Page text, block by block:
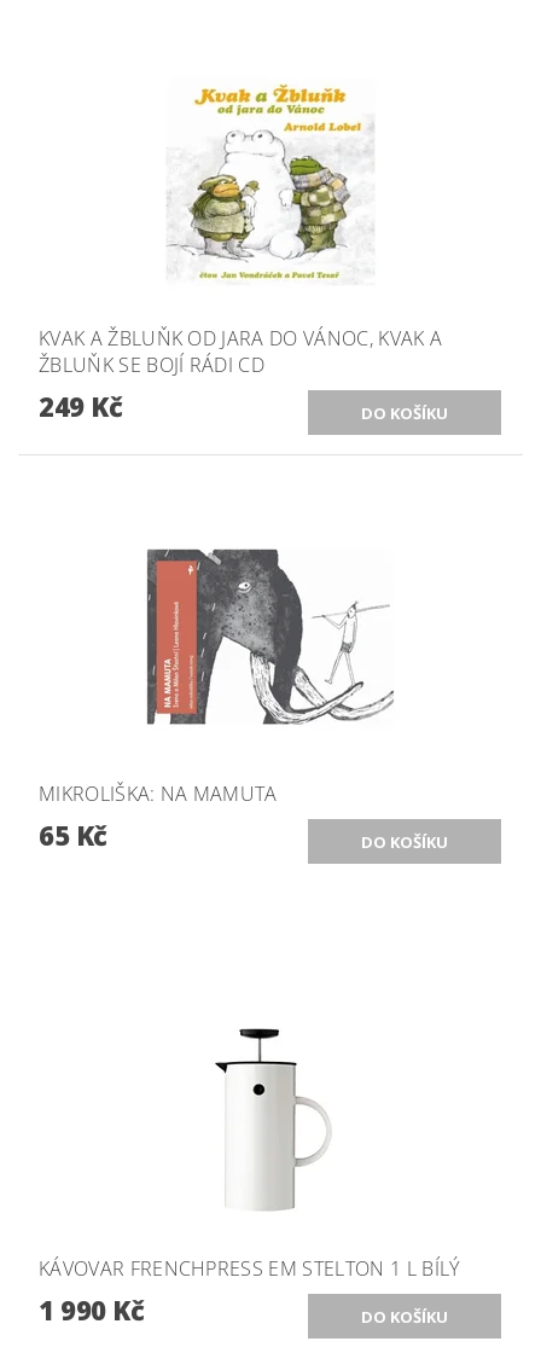
KVAK A ŽBLUŇK OD JARA DO VÁNOC, KVAK A
ŽBLUŇK SE BOJÍ RÁDI CD
249 Kč
MIKROLIŠKA: NA MAMUTA
65 Kč
KÁVOVAR FRENCHPRESS EM STELTON 1 L BÍLÝ
1 990 Kč